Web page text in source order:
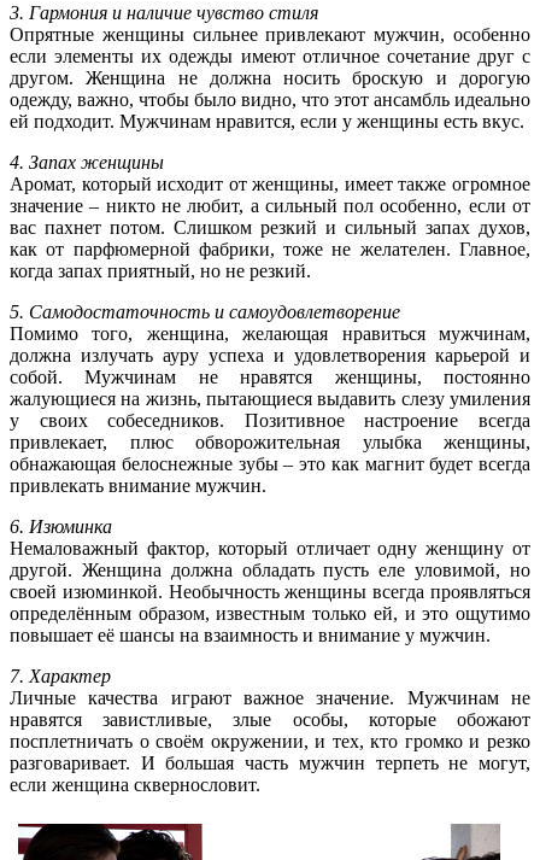
3. Гармония и наличие чувство стиля
Опрятные женщины сильнее привлекают мужчин, особенно
если элементы их одежды имеют отличное сочетание друг с
другом. Женщина не должна носить броскую и дорогую
одежду, важно, чтобы было видно, что этот ансамбль идеально
ей подходит. Мужчинам нравится, если у женщины есть вкус.
4. Запах женщины
Аромат, который исходит от женщины, имеет также огромное
значение – никто не любит, а сильный пол особенно, если от
вас пахнет потом. Слишком резкий и сильный запах духов,
как от парфюмерной фабрики, тоже не желателен. Главное,
когда запах приятный, но не резкий.
5. Самодостаточность и самоудовлетворение
Помимо того, женщина, желающая нравиться мужчинам,
должна излучать ауру успеха и удовлетворения карьерой и
собой. Мужчинам не нравятся женщины, постоянно
жалующиеся на жизнь, пытающиеся выдавить слезу умиления
у своих собеседников. Позитивное настроение всегда
привлекает, плюс обворожительная улыбка женщины,
обнажающая белоснежные зубы – это как магнит будет всегда
привлекать внимание мужчин.
6. Изюминка
Немаловажный фактор, который отличает одну женщину от
другой. Женщина должна обладать пусть еле уловимой, но
своей изюминкой. Необычность женщины всегда проявляться
определённым образом, известным только ей, и это ощутимо
повышает её шансы на взаимность и внимание у мужчин.
7. Характер
Личные качества играют важное значение. Мужчинам не
нравятся завистливые, злые особы, которые обожают
посплетничать о своём окружении, и тех, кто громко и резко
разговаривает. И большая часть мужчин терпеть не могут,
если женщина сквернословит.